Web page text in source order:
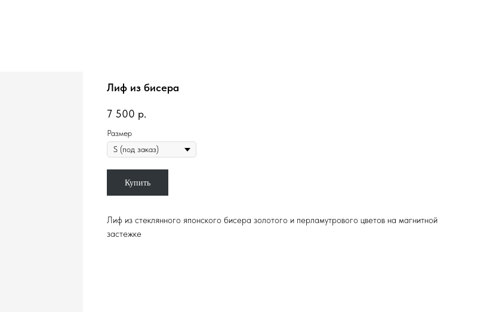
Лиф из бисера
7 500 р.
Размер
Купить
Лиф из стеклянного японского бисера золотого и перламутрового цветов на магнитной
застежке